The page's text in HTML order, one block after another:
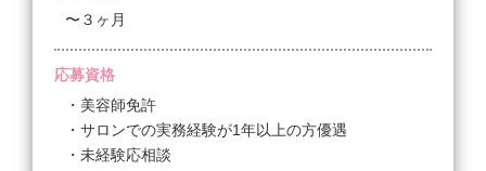
「お客様に喜んでいただきたい！」という思いを共有
できる方を心からお待ちしております！
【給与と待遇】
ホスピタリティを追求するためには、まず「人財」が
不可欠です！
〜３ヶ月
応募資格
・美容師免許
・サロンでの実務経験が1年以上の方優遇
・未経験応相談